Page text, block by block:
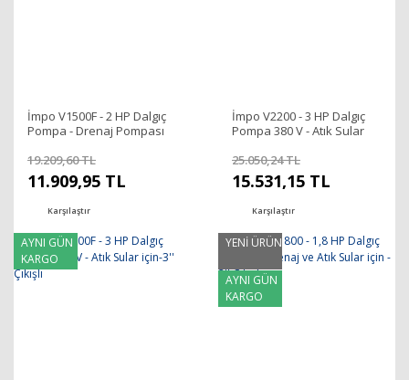
İmpo V1500F - 2 HP Dalgıç
Pompa - Drenaj Pompası
19.209,60 TL
11.909,95 TL
Karşılaştır
İmpo V2200 - 3 HP Dalgıç
Pompa 380 V - Atık Sular
25.050,24 TL
15.531,15 TL
Karşılaştır
AYNI GÜN
KARGO
YENİ ÜRÜN
AYNI GÜN
KARGO